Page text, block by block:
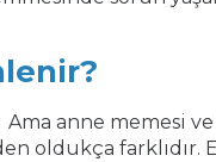
anne memesi
oldukça